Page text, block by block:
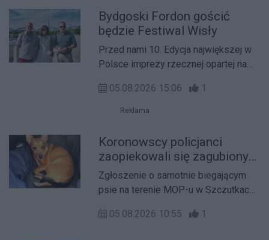
oraz do zespołu wolontariuszy na
sezon 2026/2027. To szansa na
współtworzenie wydarzeń, udział w
pracach doradczych i poznanie teatru
Bydgoski Fordon gościć
będzie Festiwal Wisły
Przed nami 10. Edycja największej w
Polsce imprezy rzecznej opartej na
sierpnia Festiwal Wisły dotrze do
bydgoskiego Fordonu.
05.08.2026 15:06 1
Reklama
Koronowscy policjanci
zaopiekowali się zagubionym
psem
Zgłoszenie o samotnie biegającym
psie na terenie MOP-u w Szczutkach
koronowskich policjantów, którzy
05.08.2026 10:55 1